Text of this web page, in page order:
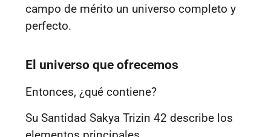
campo de mérito un universo completo y
perfecto.
El universo que ofrecemos
Entonces, ¿qué contiene?
Su Santidad Sakya Trizin 42 describe los